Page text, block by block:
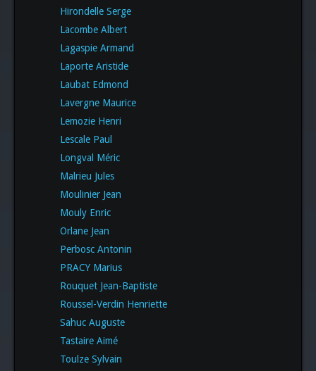
Hirondelle Serge
Lacombe Albert
Lagaspie Armand
Laporte Aristide
Laubat Edmond
Lavergne Maurice
Lemozie Henri
Lescale Paul
Longval Méric
Malrieu Jules
Moulinier Jean
Mouly Enric
Orlane Jean
Perbosc Antonin
PRACY Marius
Rouquet Jean-Baptiste
Roussel-Verdin Henriette
Sahuc Auguste
Tastaire Aimé
Toulze Sylvain